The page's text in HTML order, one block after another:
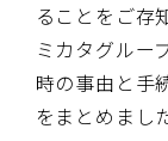
ることをご存
ミカタグルー
時の事由と手
をまとめまし